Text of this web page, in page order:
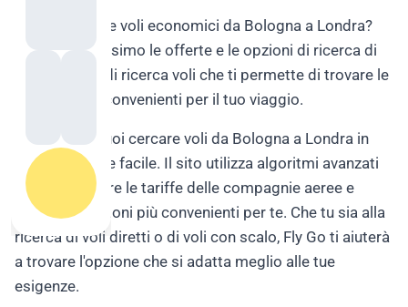
Vuoi prenotare voli economici da Bologna a Londra?
Sfrutta al massimo le offerte e le opzioni di ricerca di
Fly Go, il sito di ricerca voli che ti permette di trovare le
soluzioni più convenienti per il tuo viaggio.
Con Fly Go, puoi cercare voli da Bologna a Londra in
modo rapido e facile. Il sito utilizza algoritmi avanzati
per confrontare le tariffe delle compagnie aeree e
trovare le opzioni più convenienti per te. Che tu sia alla
ricerca di voli diretti o di voli con scalo, Fly Go ti aiuterà
a trovare l'opzione che si adatta meglio alle tue
esigenze.